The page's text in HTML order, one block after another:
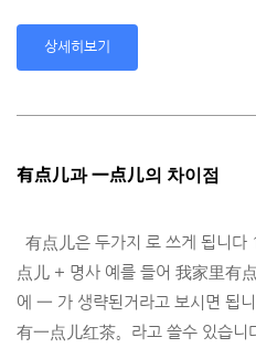
상세히보기
有点儿과 一点儿의 차이점
有点儿은 두가지 로 쓰게 됩니다
点儿 + 명사 예를 들어 我家里有
에 一 가 생략된거라고 보시면 됩
有一点儿红茶。라고 쓸수 있습니